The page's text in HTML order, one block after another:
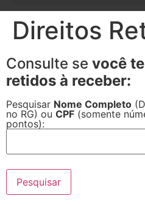
Direitos
Consulte se você
retidos à receber:
Pesquisar Nome Completo
no RG) ou CPF (somente
pontos):